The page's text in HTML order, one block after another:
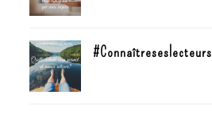
#Connaîtreseslecteurs